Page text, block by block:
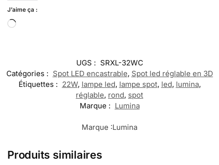
J’aime ça :
UGS : SRXL-32WC
Catégories : Spot LED encastrable, Spot led réglable en 3D
Étiquettes : 22W, lampe led, lampe spot, led, lumina,
réglable, rond, spot
Marque : Lumina
Marque :Lumina
Produits similaires